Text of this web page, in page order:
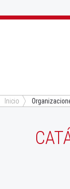
Inicio